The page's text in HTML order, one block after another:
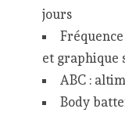
jours
et graphique
ABC :
Body